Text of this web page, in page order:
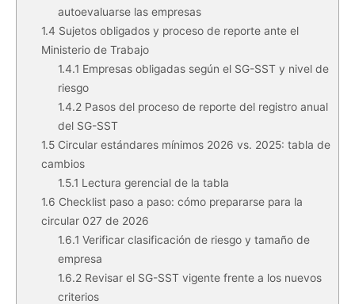
autoevaluarse las empresas
1.4 Sujetos obligados y proceso de reporte ante el
Ministerio de Trabajo
1.4.1 Empresas obligadas según el SG-SST y nivel de
riesgo
1.4.2Pasos del proceso de reporte del registro anual
del SG-SST
1.5Circular estándares mínimos 2026 vs. 2025: tabla de
cambios
1.5.1 Lectura gerencial de la tabla
1.6 Checklist paso a paso: cómo prepararse para la
circular 027 de 2026
1.6.1 Verificar clasificación de riesgo y tamaño de
empresa
1.6.2Revisar el SG-SST vigente frente a los nuevos
criterios